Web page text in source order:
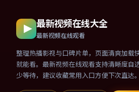
最新视频在线大全
最新视频在线观看
整理热播影视与口碑片单，页面清爽加载
就能看。最新视频在线观看支持清晰度自
少等待，建议收藏常用入口方便下次直达。